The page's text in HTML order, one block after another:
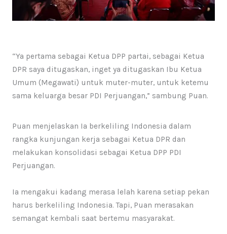
“Ya pertama sebagai Ketua DPP partai, sebagai Ketua
DPR saya ditugaskan, inget ya ditugaskan Ibu Ketua
Umum (Megawati) untuk muter-muter, untuk ketemu
sama keluarga besar PDI Perjuangan,” sambung Puan.
Puan menjelaskan Ia berkeliling Indonesia dalam
rangka kunjungan kerja sebagai Ketua DPR dan
melakukan konsolidasi sebagai Ketua DPP PDI
Perjuangan.
Ia mengakui kadang merasa lelah karena setiap pekan
harus berkeliling Indonesia. Tapi, Puan merasakan
semangat kembali saat bertemu masyarakat.